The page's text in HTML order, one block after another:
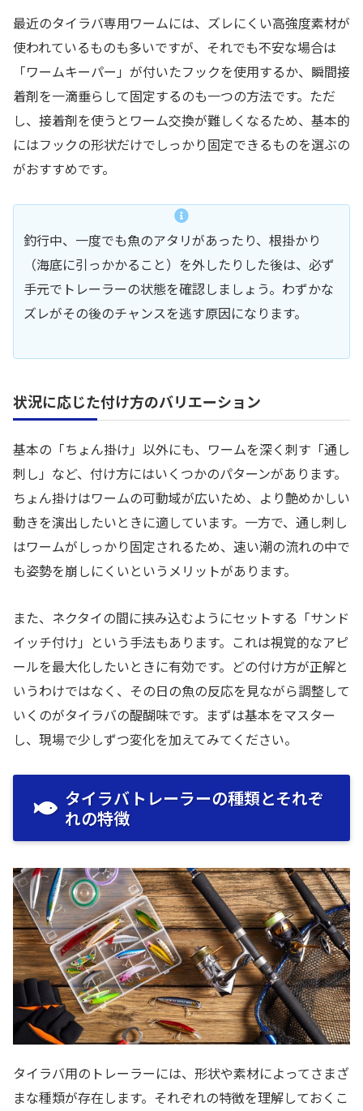
最近のタイラバ専用ワームには、ズレにくい高強度素材が
使われているものも多いですが、それでも不安な場合は
「ワームキーパー」が付いたフックを使用するか、瞬間接
着剤を一滴垂らして固定するのも一つの方法です。ただ
し、接着剤を使うとワーム交換が難しくなるため、基本的
にはフックの形状だけでしっかり固定できるものを選ぶの
がおすすめです。
釣行中、一度でも魚のアタリがあったり、根掛かり
（海底に引っかかること）を外したりした後は、必ず
手元でトレーラーの状態を確認しましょう。わずかな
ズレがその後のチャンスを逃す原因になります。
状況に応じた付け方のバリエーション
基本の「ちょん掛け」以外にも、ワームを深く刺す「通し
刺し」など、付け方にはいくつかのパターンがあります。
ちょん掛けはワームの可動域が広いため、より艶めかしい
動きを演出したいときに適しています。一方で、通し刺し
はワームがしっかり固定されるため、速い潮の流れの中で
も姿勢を崩しにくいというメリットがあります。
また、ネクタイの間に挟み込むようにセットする「サンド
イッチ付け」という手法もあります。これは視覚的なアピ
ールを最大化したいときに有効です。どの付け方が正解と
いうわけではなく、その日の魚の反応を見ながら調整して
いくのがタイラバの醍醐味です。まずは基本をマスター
し、現場で少しずつ変化を加えてみてください。
タイラバトレーラーの種類とそれぞ
れの特徴
タイラバ用のトレーラーには、形状や素材によってさまざ
まな種類が存在します。それぞれの特徴を理解しておくこ